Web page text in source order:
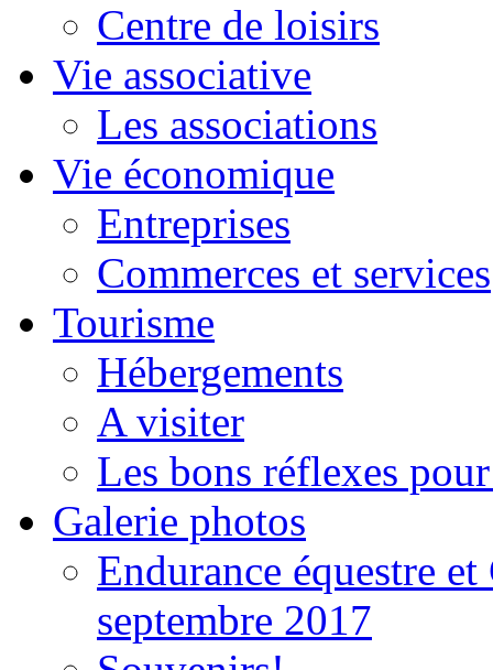
Centre de loisirs
Vie associative
Les associations
Vie économique
Entreprises
Commerces et services
Tourisme
Hébergements
A visiter
Les bons réflexes
Galerie photos
Endurance équestre
septembre 2017